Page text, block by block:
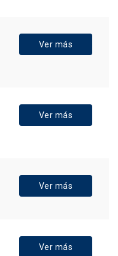
Ver más
Ver más
Ver más
Ver más